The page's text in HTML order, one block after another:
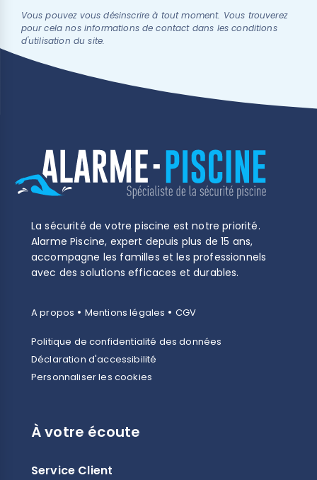
(1 avis)
Vous pouvez vous désinscrire à tout moment. Vous trouverez
pour cela nos informations de contact dans les conditions
d'utilisation du site.
La sécurité de votre piscine est notre priorité.
Alarme Piscine, expert depuis plus de 15 ans,
accompagne les familles et les professionnels
avec des solutions efficaces et durables.
A propos • Mentions légales • CGV
Politique de confidentialité des données
Déclaration d'accessibilité
Personnaliser les cookies
À votre écoute
Service Client